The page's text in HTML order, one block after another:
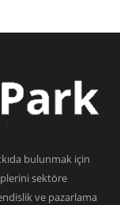
bulunmak için
sektöre
ve pazarlama